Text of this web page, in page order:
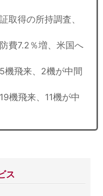
取得の所持調査、
費7.2％増、米国へ
機飛来、2機が中間
機飛来、11機が中
ス